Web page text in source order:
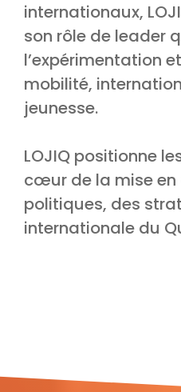
internationaux,
son rôle de leader
l’expérimentation
mobilité,
jeunesse.
LOJIQ positionne
cœur de la mise
politiques, des
internationale du